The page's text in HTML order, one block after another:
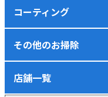
コーティング
その他のお掃除
店舗一覧